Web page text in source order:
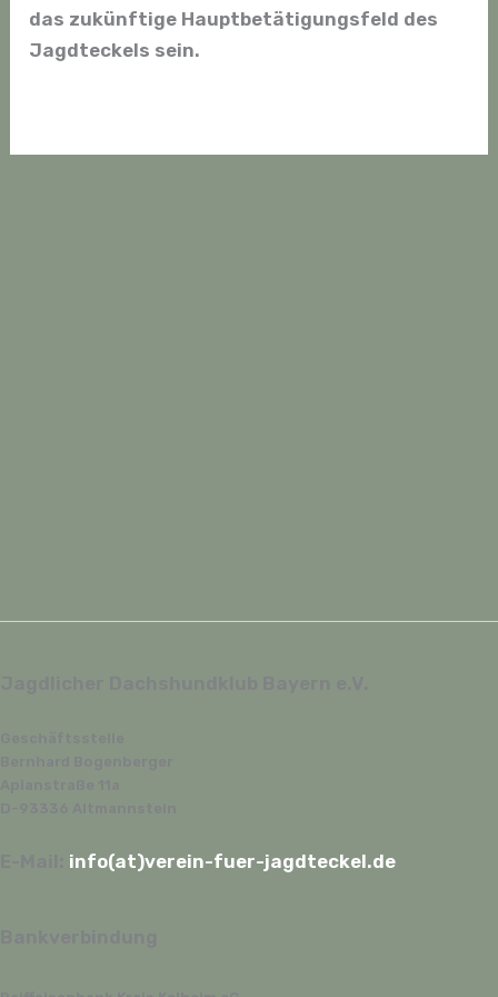
das zukünftige Hauptbetätigungsfeld des
Jagdteckels sein.
info(at)verein-fuer-jagdteckel.de